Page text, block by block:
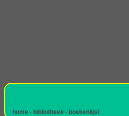
home - bibliotheek - boekenlijst